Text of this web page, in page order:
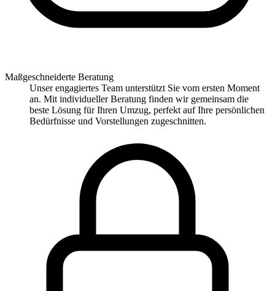
Maßgeschneiderte Beratung
Unser engagiertes Team unterstützt Sie vom ersten Moment
an. Mit individueller Beratung finden wir gemeinsam die
beste Lösung für Ihren Umzug, perfekt auf Ihre persönlichen
Bedürfnisse und Vorstellungen zugeschnitten.